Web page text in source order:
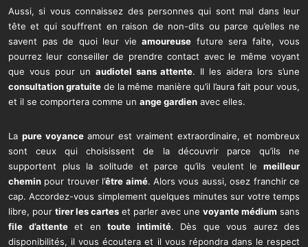
Aussi, si vous connaissez des personnes qui sont mal dans leur
tête et qui souffrent en raison de non-dits ou parce qu’elles ne
savent pas de quoi leur vie amoureuse future sera faite, vous
pourrez leur conseiller de prendre contact avec le même voyant
que vous pour un audiotel sans attente. Il les aidera lors s’une
consultation gratuite de la même manière qu’il l’aura fait pour vous,
et il se comportera comme un ange gardien avec elles.
La pure voyanceamour est vraiment extraordinaire, et nombreux
sont ceux qui choisissent de la découvrir parce qu’ils ne
supportent plus la solitude et parce qu’ils veulent le meilleur
chemin pour trouver l’être aimé. Alors vous aussi, osez franchir ce
cap. Accordez-vous simplement quelques minutes sur votre temps
libre, pour tirer les cartes et parler avec une voyante médium sans
file d’attenteet en toute intimité. Dès que vous aurez des
disponibilités, il vous écoutera et il vous répondra dans le respect